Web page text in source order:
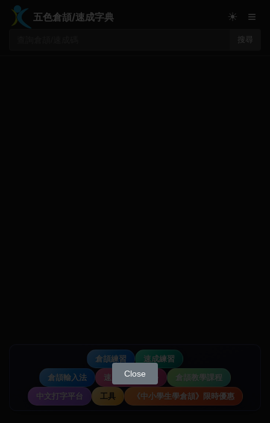
五色倉頡/速成字典
搜尋
☀ ≡
倉頡練習
速成練習
倉頡輸入法
速成輸入法教學
倉頡教學課程
中文打字平台
工具 《中小學生學倉頡》限時優惠
Close